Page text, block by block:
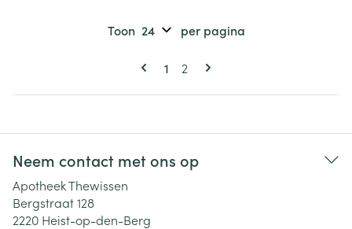
Pagina's
U lees momenteel pagina
1 Pagina
2
Toon per pagina
Neem contact met ons op
Apotheek Thewissen
Bergstraat 128
2220 Heist-op-den-Berg